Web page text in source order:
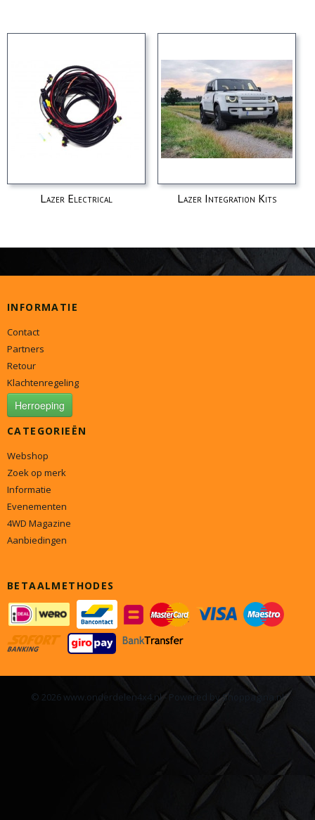
Lazer Electrical Lazer Integration Kits
INFORMATIE
Contact
Partners
Retour
Klachtenregeling
Herroeping
CATEGORIEËN
Webshop
Zoek op merk
Informatie
Evenementen
4WD Magazine
Aanbiedingen
BETAALMETHODES
© 2026 www.onderdelen4x4.nl - Powered by Shoppagina.nl